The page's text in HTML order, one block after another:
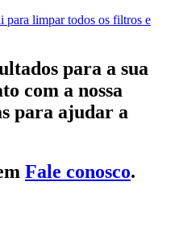
para limpar todos os filtros e
para a sua
com a nossa
para ajudar a
Fale conosco.